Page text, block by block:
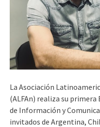
La Asociación
(ALFAn) realiza su primera
de Información y
invitados de Argentina,